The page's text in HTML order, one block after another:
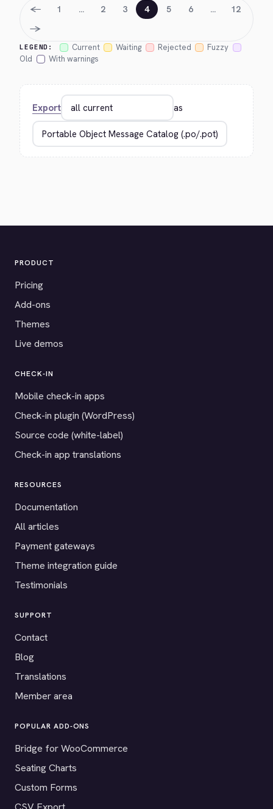
LEGEND: Current Waiting Rejected
Fuzzy
Old
With warnings
← 1 … 2 3 4 5 6 … 12
→
Export as
PRODUCT
Pricing
Add-ons
Themes
Live demos
CHECK-IN
Mobile check-in apps
Check-in plugin (WordPress)
Source code (white-label)
Check-in app translations
RESOURCES
Documentation
All articles
Payment gateways
Theme integration guide
Testimonials
SUPPORT
Contact
Blog
Translations
Member area
POPULAR ADD-ONS
Bridge for WooCommerce
Seating Charts
Custom Forms